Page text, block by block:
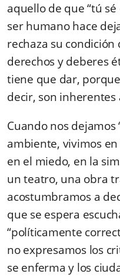
aquello de que “tú
ser humano hace
rechaza su
derechos y deberes
tiene que dar,
decir, son inherentes
Cuando nos dejamos
ambiente, vivimos
en el miedo, en la
un teatro, una obra
acostumbramos a
que se espera
“políticamente
no expresamos los
se enferma y los